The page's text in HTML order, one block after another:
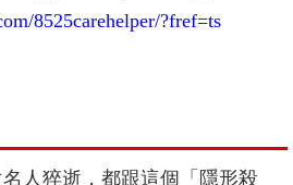
8525carehelper/?fref=ts
人猝逝，都跟這個「隱形殺